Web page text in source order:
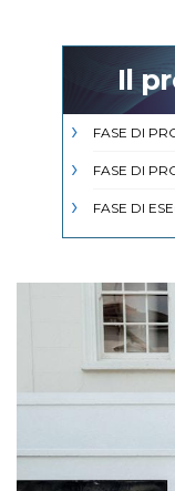
Il
FASE DI
FASE DI
FASE DI